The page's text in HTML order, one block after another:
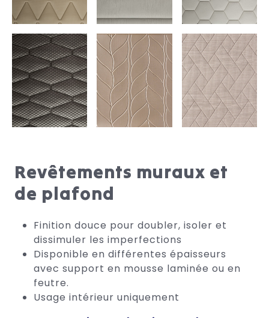
Revêtements muraux et
de plafond
Finition douce pour doubler, isoler et
dissimuler les imperfections
Disponible en différentes épaisseurs
avec support en mousse laminée ou en
feutre.
Usage intérieur uniquement